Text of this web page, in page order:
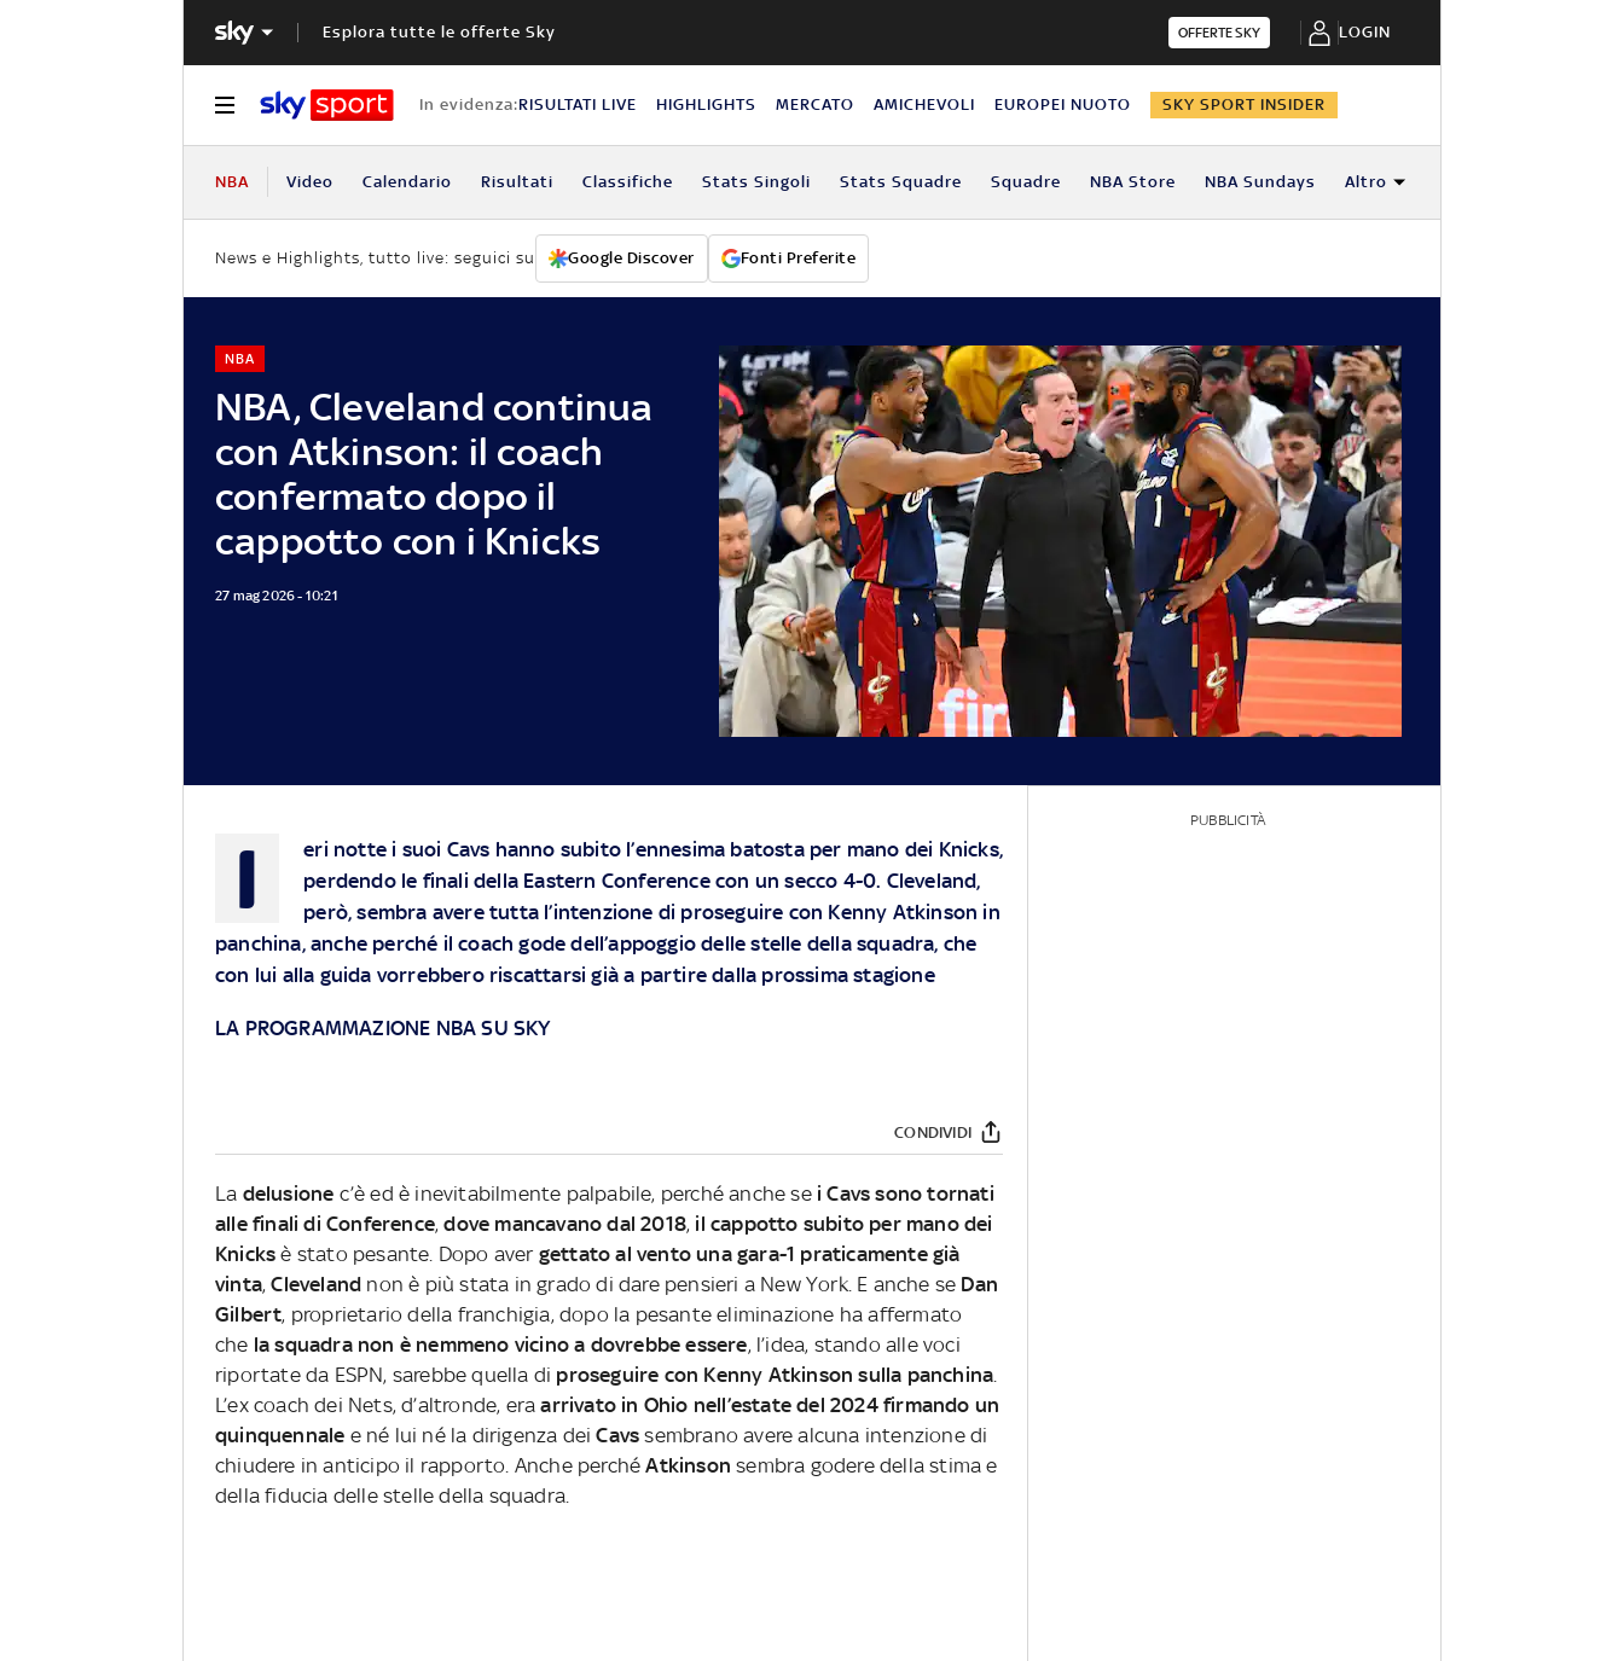
Esplora tutte le offerte Sky OFFERTE SKY LOGIN
In evidenza:RISULTATI LIVE HIGHLIGHTS MERCATO AMICHEVOLI EUROPEI NUOTO SKY SPORT INSIDER
NBA Video Calendario Risultati Classifiche Stats Singoli Stats Squadre Squadre NBA Store NBA Sundays Altro
News e Highlights, tutto live: seguici su Google Discover Fonti Preferite
NBA, Cleveland continua
con Atkinson: il coach
confermato dopo il
cappotto con i Knicks
NBA
27 mag 2026 - 10:21
I
eri notte i suoi Cavs hanno subito l’ennesima batosta per mano dei Knicks,
perdendo le finali della Eastern Conference con un secco 4-0. Cleveland,
però, sembra avere tutta l’intenzione di proseguire con Kenny Atkinson in
panchina, anche perché il coach gode dell’appoggio delle stelle della squadra, che
con lui alla guida vorrebbero riscattarsi già a partire dalla prossima stagione
LA PROGRAMMAZIONE NBA SU SKY
CONDIVIDI
La delusione c’è ed è inevitabilmente palpabile, perché anche se i Cavs sono tornati
alle finali di Conference,dove mancavano dal 2018, il cappotto subito per mano dei
Knicks è stato pesante. Dopo aver gettato al vento una gara-1 praticamente già
vinta,Cleveland non è più stata in grado di dare pensieri a New York. E anche se Dan
Gilbert, proprietario della franchigia, dopo la pesante eliminazione ha affermato
che la squadra non è nemmeno vicino a dovrebbe essere, l’idea, stando alle voci
riportate da ESPN, sarebbe quella di proseguire con Kenny Atkinson sulla panchina.
L’ex coach dei Nets, d’altronde, eraarrivato in Ohio nell’estate del 2024 firmando un
quinquennale e né lui né la dirigenza dei Cavssembrano avere alcuna intenzione di
chiudere in anticipo il rapporto. Anche perchéAtkinsonsembra godere della stima e
della fiducia delle stelle della squadra.
PUBBLICITÀ